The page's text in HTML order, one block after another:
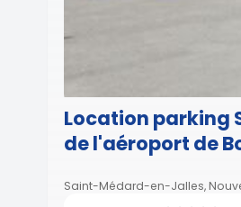
Location parking
de l'aéroport de
Saint-Médard-en-Jalles,